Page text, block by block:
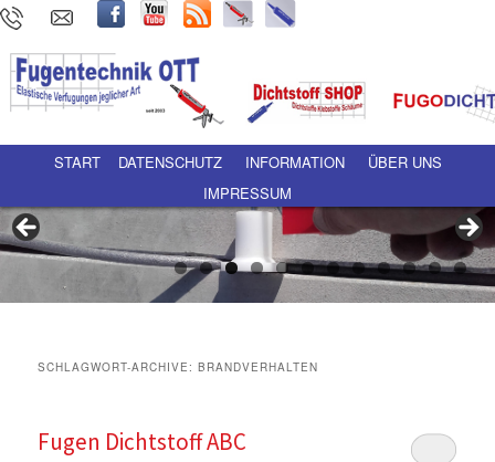
Hauptmenü Zum Inhalt wechseln
Zum sekundären Inhalt wechseln
START DATENSCHUTZ INFORMATION
ÜBER UNS
IMPRESSUM
SCHLAGWORT-ARCHIVE:BRANDVERHALTEN
Fugen Dichtstoff ABC